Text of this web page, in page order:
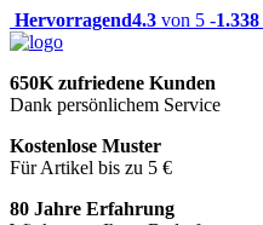
Hervorragend4.3 von 5 -1.338
650K zufriedene Kunden
Dank persönlichem Service
Kostenlose Muster
Für Artikel bis zu 5 €
80 Jahre Erfahrung